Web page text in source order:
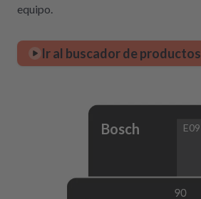
equipo.
Ir al buscador de productos
Bosch E09